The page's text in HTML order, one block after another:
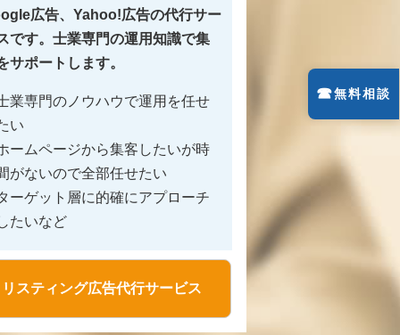
広告、Yahoo!広告の代行サー
です。士業専門の運用知識で集
サポートします。
業専門のノウハウで運用を任せ
い
ームページから集客したいが時
がないので全部任せたい
ーゲット層に的確にアプローチ
たいなど
リスティング広告代行サービス
☎無料相談